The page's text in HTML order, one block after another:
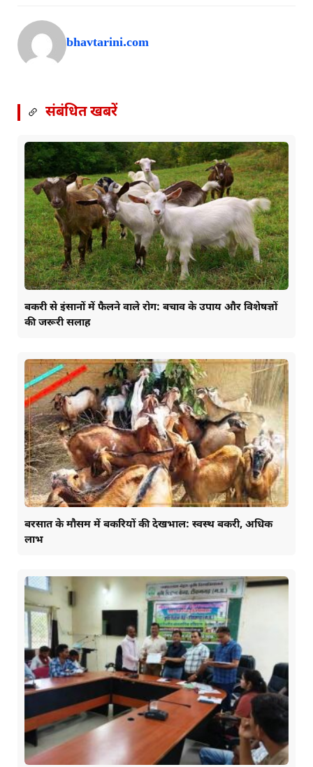
bhavtarini.com
संबंधित खबरें
बकरी से इंसानों में फैलने वाले रोग: बचाव के उपाय और विशेषज्ञों
की जरूरी सलाह
बरसात के मौसम में बकरियों की देखभाल: स्वस्थ बकरी, अधिक
लाभ